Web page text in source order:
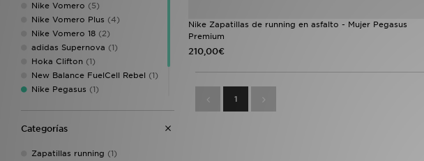
Nike Vomero (5)
Nike Vomero Plus (4)
Nike Vomero 18 (2)
adidas Supernova (1)
Hoka Clifton (1)
New Balance FuelCell Rebel (1)
Nike Pegasus (1)
Style Obsessed
Categorías
Zapatillas running (1)
Nike Zapatillas de running en asfalto - Mujer Pegasus
Premium
210,00€
1